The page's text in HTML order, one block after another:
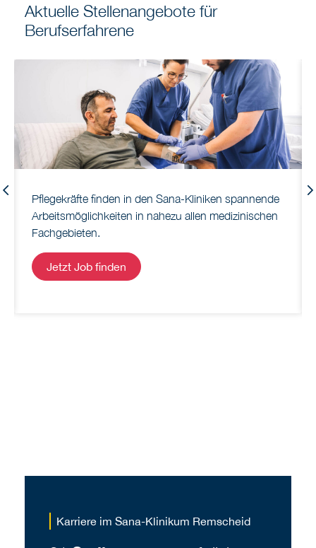
Aktuelle Stellenangebote für
Berufserfahrene
Previous
Pflegekräfte finden in den Sana-Kliniken spannende
Arbeitsmöglichkeiten in nahezu allen medizinischen
Fachgebieten.
Jetzt Job finden
Karriere im Sana-Klinikum Remscheid